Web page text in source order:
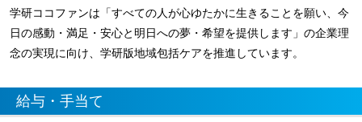
学研ココファンは「すべての人が心ゆたかに生きることを願い、今
日の感動・満足・安心と明日への夢・希望を提供します」の企業理
念の実現に向け、学研版地域包括ケアを推進しています。
給与・手当て